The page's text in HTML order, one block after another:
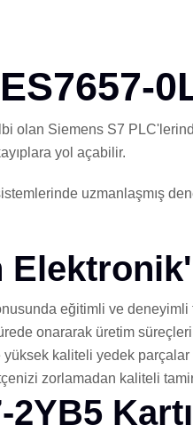
olan Siemens S7
yol açabilir.
uzmanlaşmış
eğitimli ve deneyimli
sürede onararak üretim
kaliteli yedek parçalar
zorlamadan kaliteli